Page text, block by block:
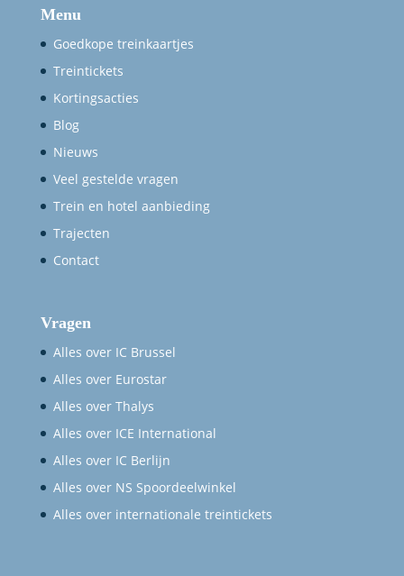
Menu
Goedkope treinkaartjes
Treintickets
Kortingsacties
Blog
Nieuws
Veel gestelde vragen
Trein en hotel aanbieding
Trajecten
Contact
Vragen
Alles over IC Brussel
Alles over Eurostar
Alles over Thalys
Alles over ICE International
Alles over IC Berlijn
Alles over NS Spoordeelwinkel
Alles over internationale treintickets